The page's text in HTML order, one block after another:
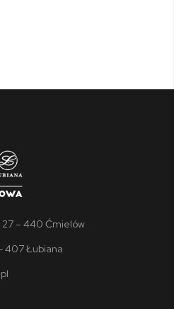
– 440 Ćmielów
407 Łubiana